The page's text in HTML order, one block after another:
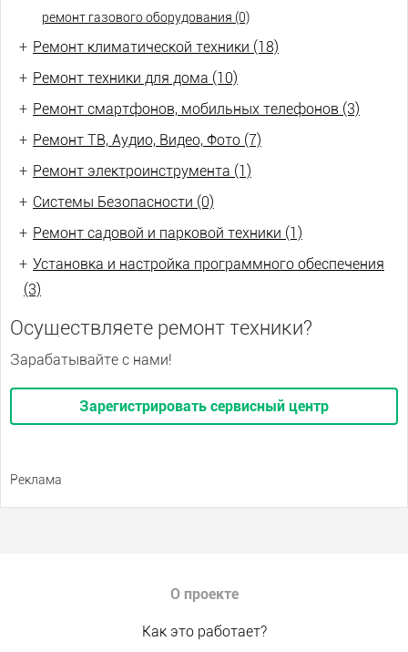
ремонт газового оборудования (0)
+ Ремонт климатической техники (18)
+ Ремонт техники для дома (10)
+ Ремонт смартфонов, мобильных телефонов (3)
+ Ремонт ТВ, Аудио, Видео, Фото (7)
+ Ремонт электроинструмента (1)
+ Системы Безопасности (0)
+ Ремонт садовой и парковой техники (1)
+ Установка и настройка программного обеспечения
(3)
Осуществляете ремонт техники?
Зарабатывайте с нами!
Зарегистрировать сервисный центр
Реклама
О проекте
Как это работает?